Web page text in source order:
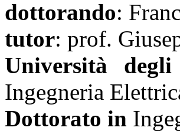
dottorando:
tutor: prof.
Università
Ingegneria
Dottorato in